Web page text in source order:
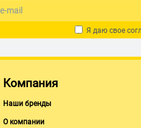
Я даю свое
Компания
Наши бренды
О компании